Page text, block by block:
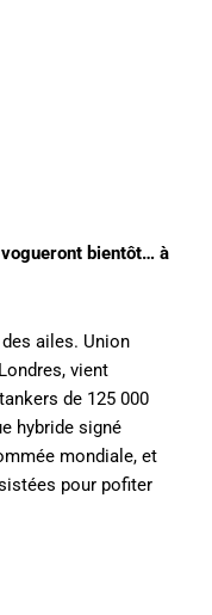
bientôt… à
ailes. Union
vient
de 125 000
hybride signé
mondiale, et
pour pofiter